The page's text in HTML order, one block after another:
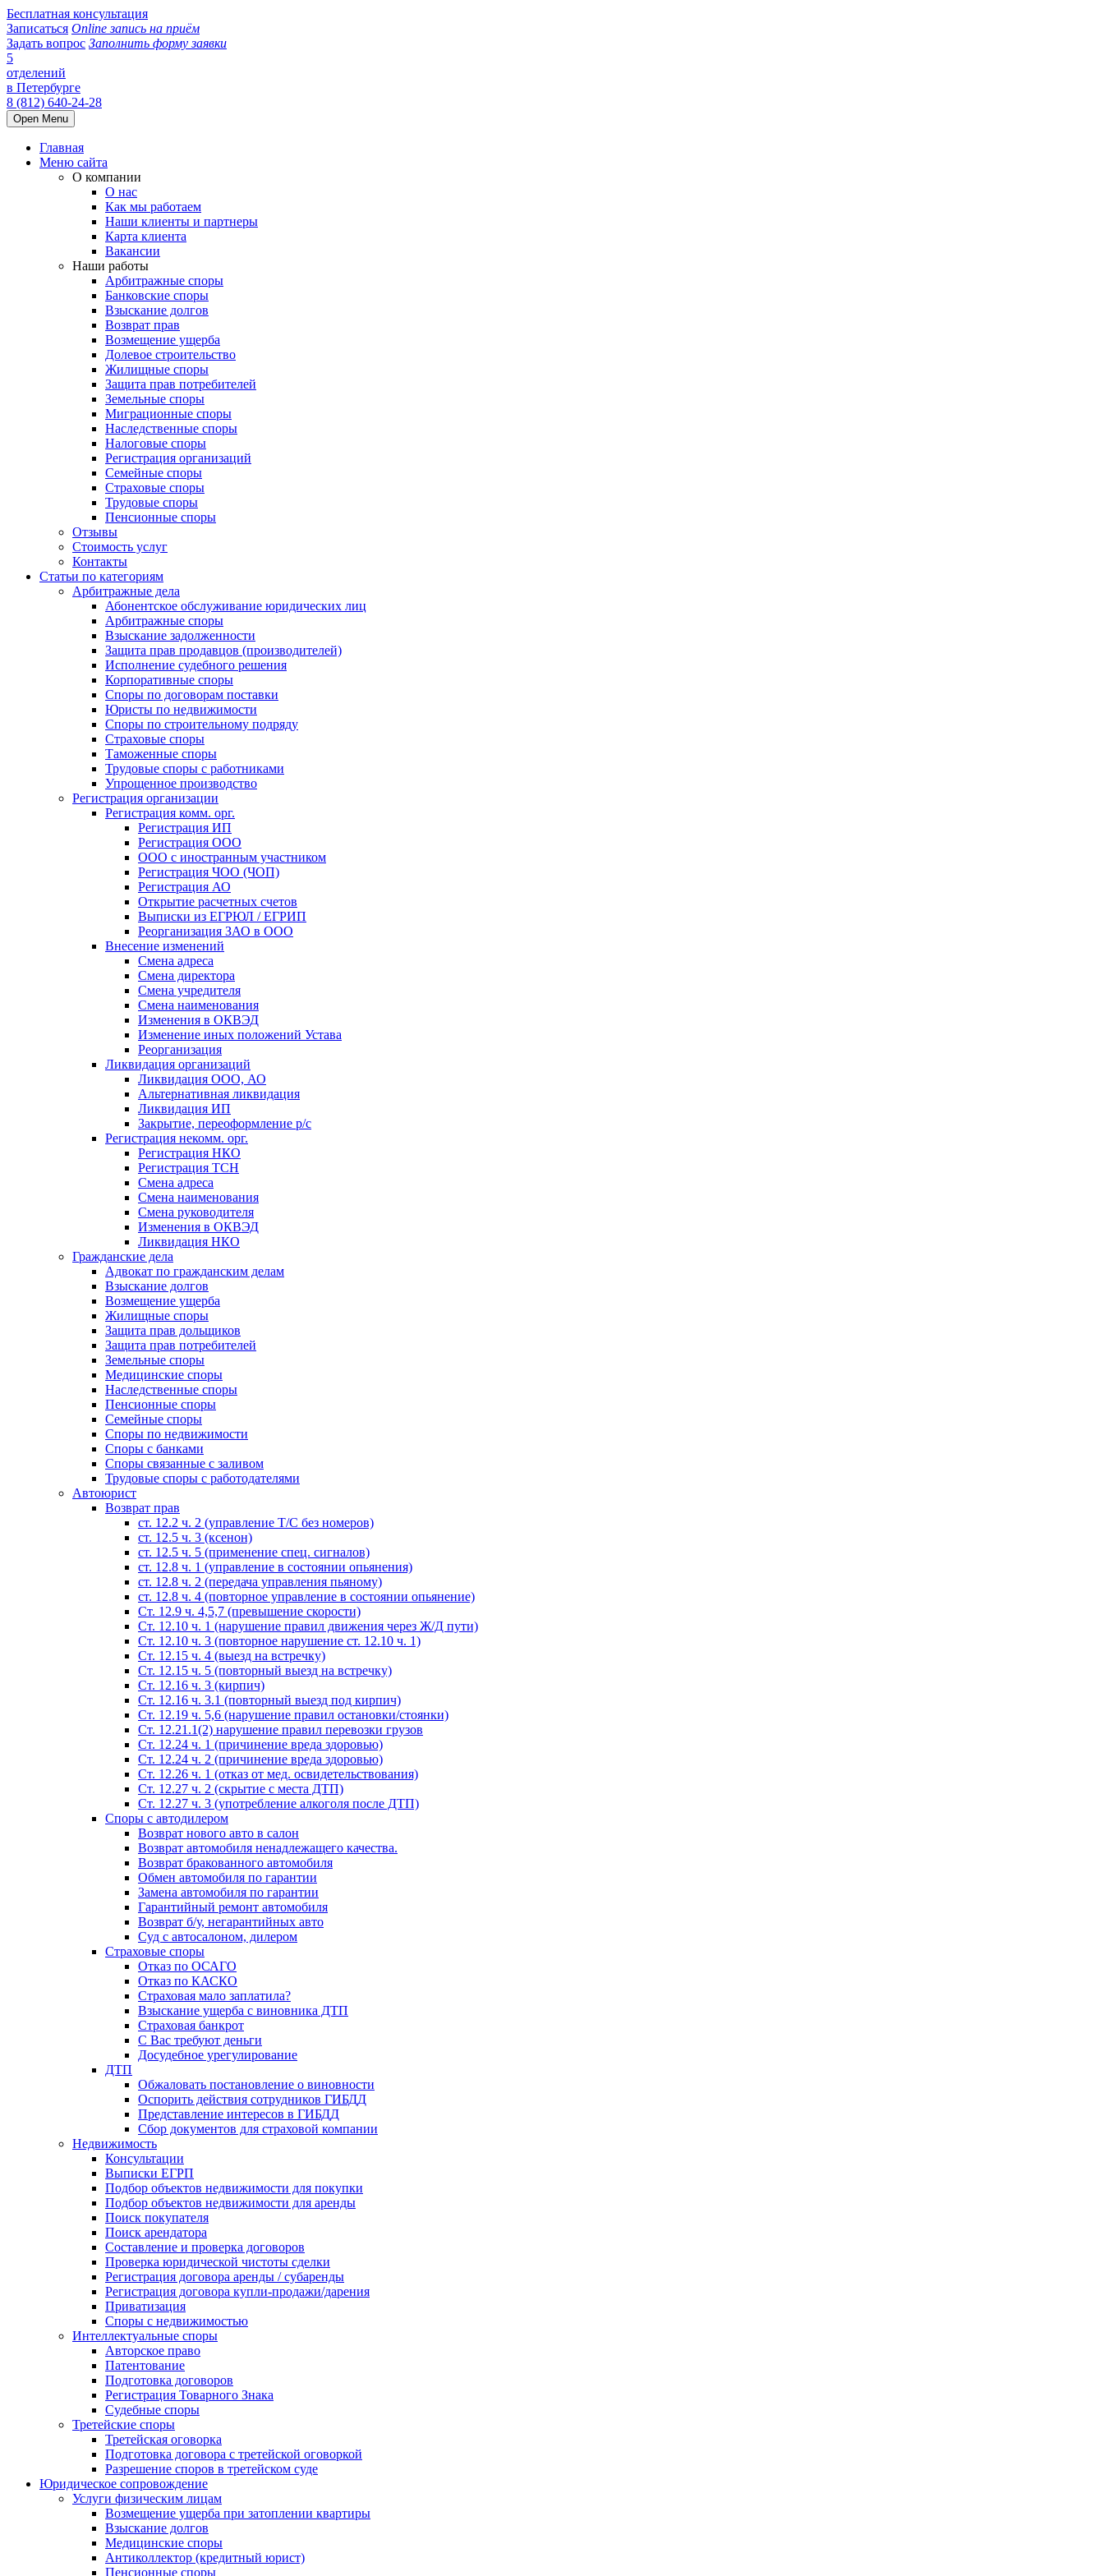
Бесплатная консультация
Записаться Online запись на приём
Задать вопрос Заполнить форму заявки
5
отделений
в Петербурге
8 (812) 640-24-28
Open Menu
Главная
Меню сайта
О компании
О нас
Как мы работаем
Наши клиенты и партнеры
Карта клиента
Вакансии
Наши работы
Арбитражные споры
Банковские споры
Взыскание долгов
Возврат прав
Возмещение ущерба
Долевое строительство
Жилищные споры
Защита прав потребителей
Земельные споры
Миграционные споры
Наследственные споры
Налоговые споры
Регистрация организаций
Семейные споры
Страховые споры
Трудовые споры
Пенсионные споры
Отзывы
Стоимость услуг
Контакты
Статьи по категориям
Арбитражные дела
Абонентское обслуживание юридических лиц
Арбитражные споры
Взыскание задолженности
Защита прав продавцов (производителей)
Исполнение судебного решения
Корпоративные споры
Споры по договорам поставки
Юристы по недвижимости
Споры по строительному подряду
Страховые споры
Таможенные споры
Трудовые споры с работниками
Упрощенное производство
Регистрация организации
Регистрация комм. орг.
Регистрация ИП
Регистрация ООО
ООО с иностранным участником
Регистрация ЧОО (ЧОП)
Регистрация АО
Открытие расчетных счетов
Выписки из ЕГРЮЛ / ЕГРИП
Реорганизация ЗАО в ООО
Внесение изменений
Смена адреса
Смена директора
Cмена учредителя
Смена наименования
Изменения в ОКВЭД
Изменение иных положений Устава
Реорганизация
Ликвидация организаций
Ликвидация ООО, АО
Альтернативная ликвидация
Ликвидация ИП
Закрытие, переоформление р/с
Регистрация некомм. орг.
Регистрация НКО
Регистрация ТСН
Смена адреса
Смена наименования
Смена руководителя
Изменения в ОКВЭД
Ликвидация НКО
Гражданские дела
Адвокат по гражданским делам
Взыскание долгов
Возмещение ущерба
Жилищные споры
Защита прав дольщиков
Защита прав потребителей
Земельные споры
Медицинские споры
Наследственные споры
Пенсионные споры
Семейные споры
Cпоры по недвижимости
Споры с банками
Споры связанные с заливом
Трудовые споры с работодателями
Автоюрист
Возврат прав
ст. 12.2 ч. 2 (управление Т/С без номеров)
ст. 12.5 ч. 3 (ксенон)
ст. 12.5 ч. 5 (применение спец. сигналов)
cт. 12.8 ч. 1 (управление в состоянии опьянения)
ст. 12.8 ч. 2 (передача управления пьяному)
ст. 12.8 ч. 4 (повторное управление в состоянии опьянение)
Ст. 12.9 ч. 4,5,7 (превышение скорости)
Ст. 12.10 ч. 1 (нарушение правил движения через Ж/Д пути)
Ст. 12.10 ч. 3 (повторное нарушение ст. 12.10 ч. 1)
Ст. 12.15 ч. 4 (выезд на встречку)
Ст. 12.15 ч. 5 (повторный выезд на встречку)
Ст. 12.16 ч. 3 (кирпич)
Ст. 12.16 ч. 3.1 (повторный выезд под кирпич)
Ст. 12.19 ч. 5,6 (нарушение правил остановки/стоянки)
Ст. 12.21.1(2) нарушение правил перевозки грузов
Ст. 12.24 ч. 1 (причинение вреда здоровью)
Ст. 12.24 ч. 2 (причинение вреда здоровью)
Ст. 12.26 ч. 1 (отказ от мед. освидетельствования)
Ст. 12.27 ч. 2 (скрытие с места ДТП)
Ст. 12.27 ч. 3 (употребление алкоголя после ДТП)
Споры с автодилером
Возврат нового авто в салон
Возврат автомобиля ненадлежащего качества.
Возврат бракованного автомобиля
Обмен автомобиля по гарантии
Замена автомобиля по гарантии
Гарантийный ремонт автомобиля
Возврат б/у, негарантийных авто
Суд с автосалоном, дилером
Страховые споры
Отказ по ОСАГО
Отказ по КАСКО
Страховая мало заплатила?
Взыскание ущерба с виновника ДТП
Страховая банкрот
С Вас требуют деньги
Досудебное урегулирование
ДТП
Обжаловать постановление о виновности
Оспорить действия сотрудников ГИБДД
Представление интересов в ГИБДД
Сбор документов для страховой компании
Недвижимость
Консультации
Выписки ЕГРП
Подбор объектов недвижимости для покупки
Подбор объектов недвижимости для аренды
Поиск покупателя
Поиск арендатора
Составление и проверка договоров
Проверка юридической чистоты сделки
Регистрация договора аренды / субаренды
Регистрация договора купли-продажи/дарения
Приватизация
Cпоры с недвижимостью
Интеллектуальные споры
Авторское право
Патентование
Подготовка договоров
Регистрация Товарного Знака
Судебные споры
Третейские споры
Третейская оговорка
Подготовка договора с третейской оговоркой
Разрешение споров в третейском суде
Юридическое сопровождение
Услуги физическим лицам
Возмещение ущерба при затоплении квартиры
Взыскание долгов
Медицинские споры
Антиколлектор (кредитный юрист)
Пенсионные споры